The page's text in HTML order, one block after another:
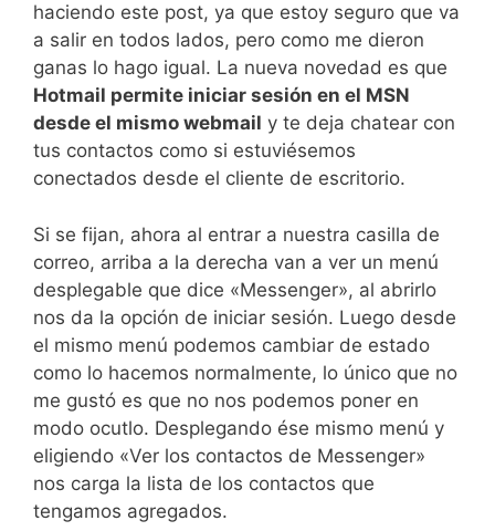
haciendo este post, ya que estoy seguro que va
a salir en todos lados, pero como me dieron
ganas lo hago igual. La nueva novedad es que
Hotmail permite iniciar sesión en el MSN
desde el mismo webmail y te deja chatear con
tus contactos como si estuviésemos
conectados desde el cliente de escritorio.
Si se fijan, ahora al entrar a nuestra casilla de
correo, arriba a la derecha van a ver un menú
desplegable que dice «Messenger», al abrirlo
nos da la opción de iniciar sesión. Luego desde
el mismo menú podemos cambiar de estado
como lo hacemos normalmente, lo único que no
me gustó es que no nos podemos poner en
modo ocutlo. Desplegando ése mismo menú y
eligiendo «Ver los contactos de Messenger»
nos carga la lista de los contactos que
tengamos agregados.